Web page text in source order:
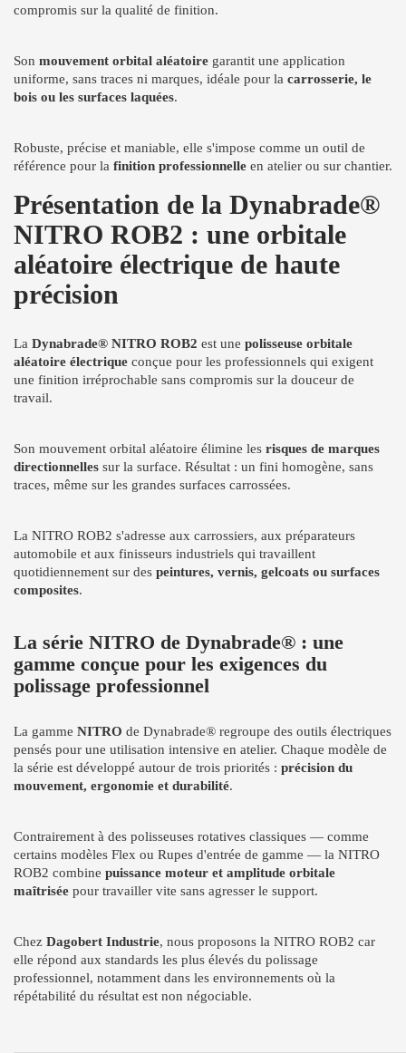
compromis sur la qualité de finition.
Son mouvement orbital aléatoire garantit une application
uniforme, sans traces ni marques, idéale pour la carrosserie, le
bois ou les surfaces laquées.
Robuste, précise et maniable, elle s'impose comme un outil de
référence pour la finition professionnelle en atelier ou sur chantier.
Présentation de la Dynabrade®
NITRO ROB2 : une orbitale
aléatoire électrique de haute
précision
La Dynabrade® NITRO ROB2 est une polisseuse orbitale
aléatoire électrique conçue pour les professionnels qui exigent
une finition irréprochable sans compromis sur la douceur de
travail.
Son mouvement orbital aléatoire élimine les risques de marques
directionnelles sur la surface. Résultat : un fini homogène, sans
traces, même sur les grandes surfaces carrossées.
La NITRO ROB2 s'adresse aux carrossiers, aux préparateurs
automobile et aux finisseurs industriels qui travaillent
quotidiennement sur des peintures, vernis, gelcoats ou surfaces
composites.
La série NITRO de Dynabrade® : une
gamme conçue pour les exigences du
polissage professionnel
La gamme NITRO de Dynabrade® regroupe des outils électriques
pensés pour une utilisation intensive en atelier. Chaque modèle de
la série est développé autour de trois priorités : précision du
mouvement, ergonomie et durabilité.
Contrairement à des polisseuses rotatives classiques — comme
certains modèles Flex ou Rupes d'entrée de gamme — la NITRO
ROB2 combine puissance moteur et amplitude orbitale
maîtrisée pour travailler vite sans agresser le support.
Chez Dagobert Industrie, nous proposons la NITRO ROB2 car
elle répond aux standards les plus élevés du polissage
professionnel, notamment dans les environnements où la
répétabilité du résultat est non négociable.